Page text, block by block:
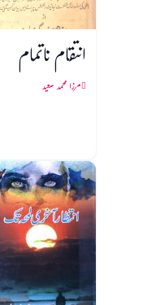
انتقام ناتمام
مرزا محمد سعید